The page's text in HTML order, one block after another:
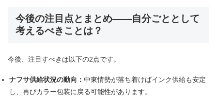
今後の注目点とまとめ――自分ごととして
考えるべきことは？
今後、注目すべきは以下の2点です。
ナフサ供給状況の動向： 中東情勢が落ち着けばインク供給も安定
し、再びカラー包装に戻る可能性があります。